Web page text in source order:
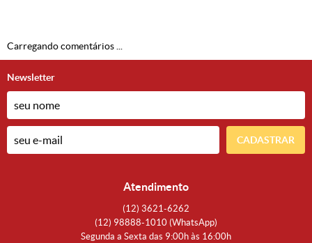
Carregando comentários ...
Newsletter
CADASTRAR
Atendimento
(12) 3621-6262
(12) 98888-1010 (WhatsApp)
Segunda a Sexta das 9:00h às 16:00h